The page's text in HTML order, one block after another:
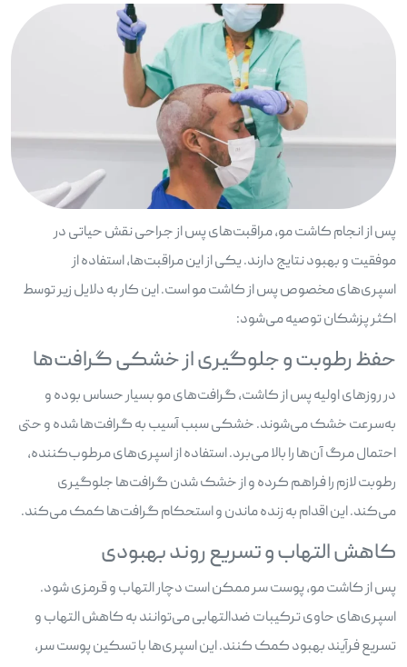
پس از انجام کاشت مو، مراقبت‌های پس از جراحی نقش حیاتی در
موفقیت و بهبود نتایج دارند. یکی از این مراقبت‌ها، استفاده از
اسپری‌های مخصوص پس از کاشت مو است. این کار به دلایل زیر توسط
اکثر پزشکان توصیه می‌شود:
حفظ رطوبت و جلوگیری از خشکی گرافت‌ها
در روزهای اولیه پس از کاشت، گرافت‌های مو بسیار حساس بوده و
به‌سرعت خشک می‌شوند. خشکی سبب آسیب به گرافت‌ها شده و حتی
احتمال مرگ آن‌ها را بالا می‌برد. استفاده از اسپری‌های مرطوب‌کننده،
رطوبت لازم را فراهم کرده و از خشک شدن گرافت‌ها جلوگیری
می‌کند. این اقدام به زنده ماندن و استحکام گرافت‌ها کمک می‌کند.
کاهش التهاب و تسریع روند بهبودی
پس از کاشت مو، پوست سر ممکن است دچار التهاب و قرمزی شود.
اسپری‌های حاوی ترکیبات ضدالتهابی می‌توانند به کاهش التهاب و
تسریع فرآیند بهبود کمک کنند. این اسپری‌ها با تسکین پوست سر،